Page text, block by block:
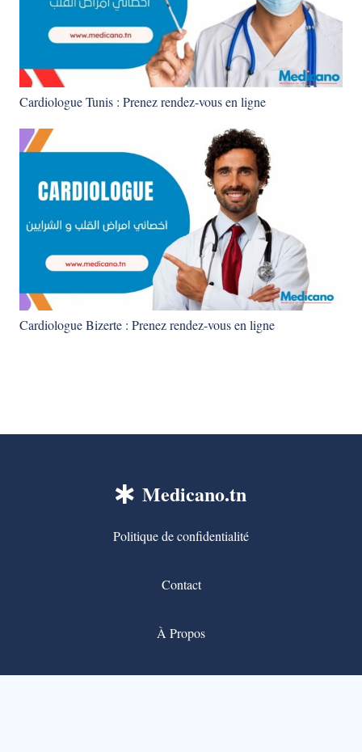
Cardiologue Tunis : Prenez rendez-vous en ligne
Cardiologue Bizerte : Prenez rendez-vous en ligne
Medicano.tn
Politique de confidentialité
Contact
À Propos